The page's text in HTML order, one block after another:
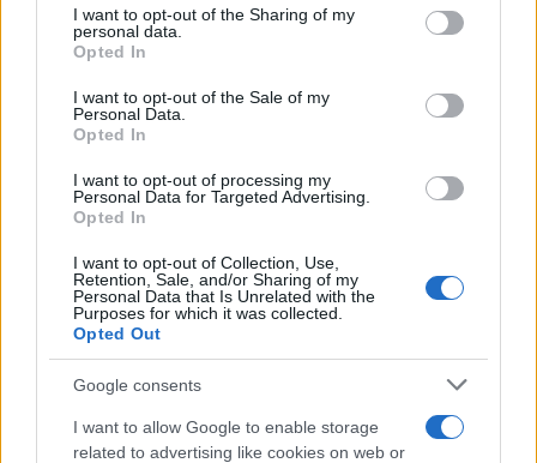
not limited to your visit or usage behaviour. You may click to
grant or deny consent to Google and its third-party tags to
use your data for below specified purposes in below Google
consent section.
I want to opt-out of the Sharing of my
personal data.
Opted In
I want to opt-out of the Sale of my
Personal Data.
Opted In
I want to opt-out of processing my
Personal Data for Targeted Advertising.
Opted In
I want to opt-out of Collection, Use,
Retention, Sale, and/or Sharing of my
Personal Data that Is Unrelated with the
Purposes for which it was collected.
Opted Out
Google consents
I want to allow Google to enable storage
related to advertising like cookies on web or
18η συνεχόμενη χρονιά για τον ΟΤΕ στη διεθνή σειρά
δεικτών FTSE4Good
Alpha Bank: Για πρώτη φορά το Αρχαίο Θέατρο Επιδαύρου
ΕΤΙΚΕΤΕΣ STELLANTIS